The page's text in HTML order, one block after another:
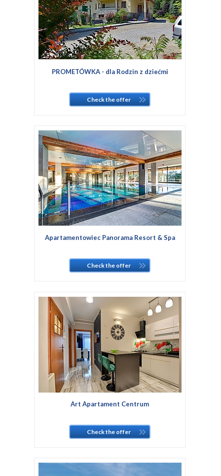
PROMETÓWKA - dla Rodzin z dziećmi
Check the offer
Apartamentowiec Panorama Resort & Spa
Check the offer
Art Apartament Centrum
Check the offer